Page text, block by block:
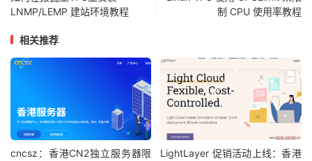
LNMP/LEMP 建站环境教程
制 CPU 使用率教程
相关推荐
cncsz：香港CN2独立服务器限
LightLayer 促销活动上线：香港